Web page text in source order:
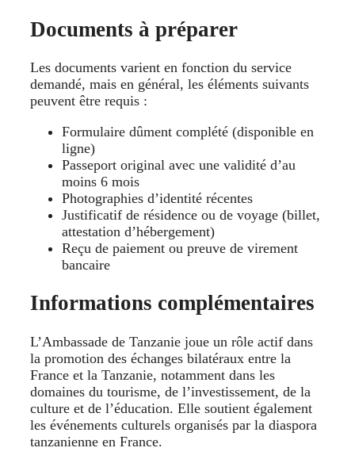
Documents à préparer
Les documents varient en fonction du service
demandé, mais en général, les éléments suivants
peuvent être requis :
Formulaire dûment complété (disponible en
ligne)
Passeport original avec une validité d’au
moins 6 mois
Photographies d’identité récentes
Justificatif de résidence ou de voyage (billet,
attestation d’hébergement)
Reçu de paiement ou preuve de virement
bancaire
Informations complémentaires
L’Ambassade de Tanzanie joue un rôle actif dans
la promotion des échanges bilatéraux entre la
France et la Tanzanie, notamment dans les
domaines du tourisme, de l’investissement, de la
culture et de l’éducation. Elle soutient également
les événements culturels organisés par la diaspora
tanzanienne en France.